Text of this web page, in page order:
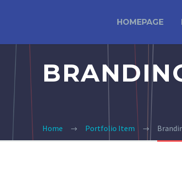
HOMEPAGE
Home Portfolio Item